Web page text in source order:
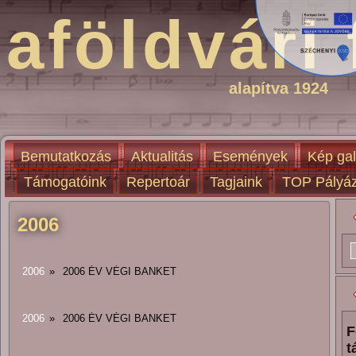
alapítva 1924
Bemutatkozás Aktualitás Események
Kép
Támogatóink
Repertoár Tagjaink TOP
2006
2006 » 2006 ÉV VÉGI BANKET
2006 » 2006 ÉV VÉGI BANKET